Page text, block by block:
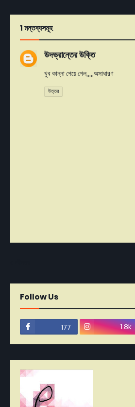
1 মন্তব্যসমূহ
উদভ্রান্তের উক্তি
খুব কান্না পেয়ে গেল,,,,,অসাধারণ
উত্তর
Follow Us
177 1.8k